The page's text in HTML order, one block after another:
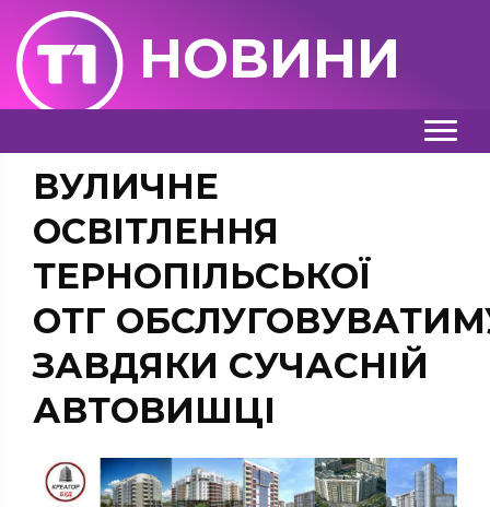
НОВИНИ
ВУЛИЧНЕ
ОСВІТЛЕННЯ
ТЕРНОПІЛЬСЬКОЇ
ОТГ
ЗАВДЯКИ СУЧАСНІЙ
АВТОВИШЦІ